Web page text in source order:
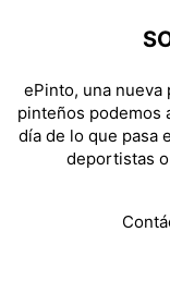
ePinto, una nueva
pinteños podemos
día de lo que pasa
deportistas